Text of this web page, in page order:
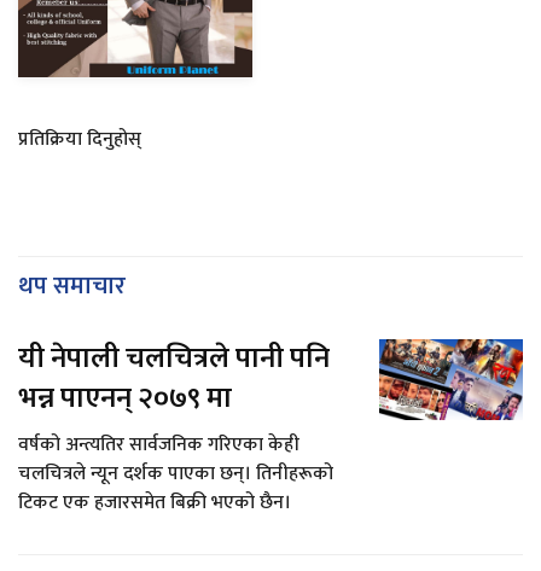
प्रतिक्रिया दिनुहोस्
थप समाचार
यी नेपाली चलचित्रले पानी पनि
भन्न पाएनन् २०७९ मा
वर्षको अन्त्यतिर सार्वजनिक गरिएका केही
चलचित्रले न्यून दर्शक पाएका छन्। तिनीहरूको
टिकट एक हजारसमेत बिक्री भएको छैन।